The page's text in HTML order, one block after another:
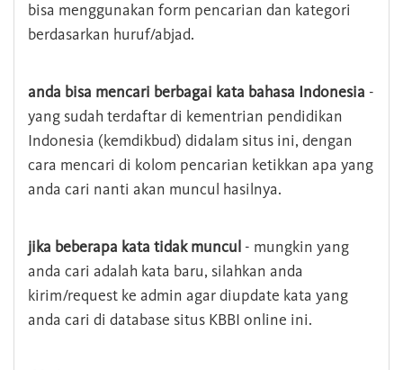
bisa menggunakan form pencarian dan kategori
berdasarkan huruf/abjad.
anda bisa mencari berbagai kata bahasa Indonesia -
yang sudah terdaftar di kementrian pendidikan
Indonesia (kemdikbud) didalam situs ini, dengan
cara mencari di kolom pencarian ketikkan apa yang
anda cari nanti akan muncul hasilnya.
jika beberapa kata tidak muncul - mungkin yang
anda cari adalah kata baru, silahkan anda
kirim/request ke admin agar diupdate kata yang
anda cari di database situs KBBI online ini.